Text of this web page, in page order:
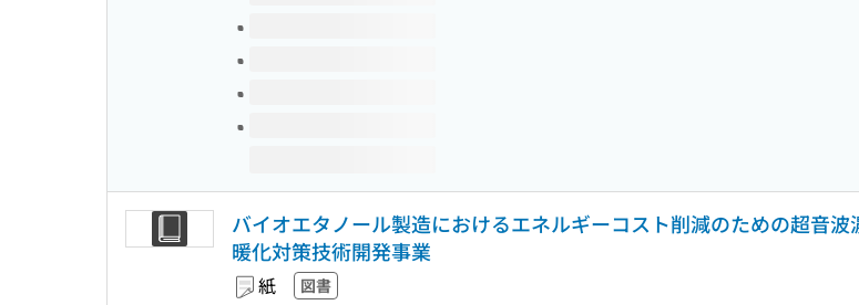
バイオエタノール製造におけるエネルギーコスト削減のための超音
暖化対策技術開発事業
紙 図書